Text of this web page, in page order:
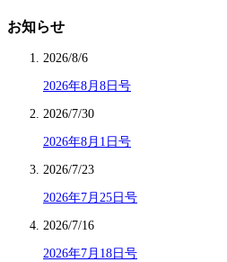
お知らせ
2026/8/6
2026年8月8日号
2026/7/30
2026年8月1日号
2026/7/23
2026年7月25日号
2026/7/16
2026年7月18日号